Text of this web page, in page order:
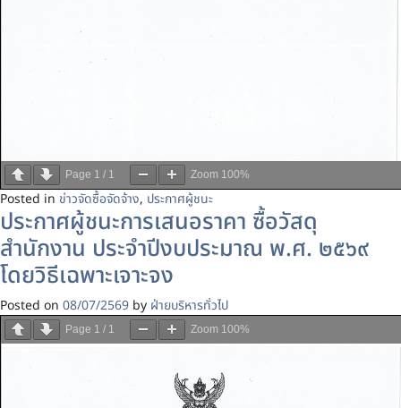
Page 1 / 1 Zoom 100%
Posted in ข่าวจัดซื้อจัดจ้าง, ประกาศผู้ชนะ
ประกาศผู้ชนะการเสนอราคา ซื้อวัสดุ
สำนักงาน ประจำปีงบประมาณ พ.ศ. ๒๕๖๙
โดยวิธีเฉพาะเจาะจง
Posted on 08/07/2569 by ฝ่ายบริหารทั่วไป
Page 1 / 1 Zoom 100%